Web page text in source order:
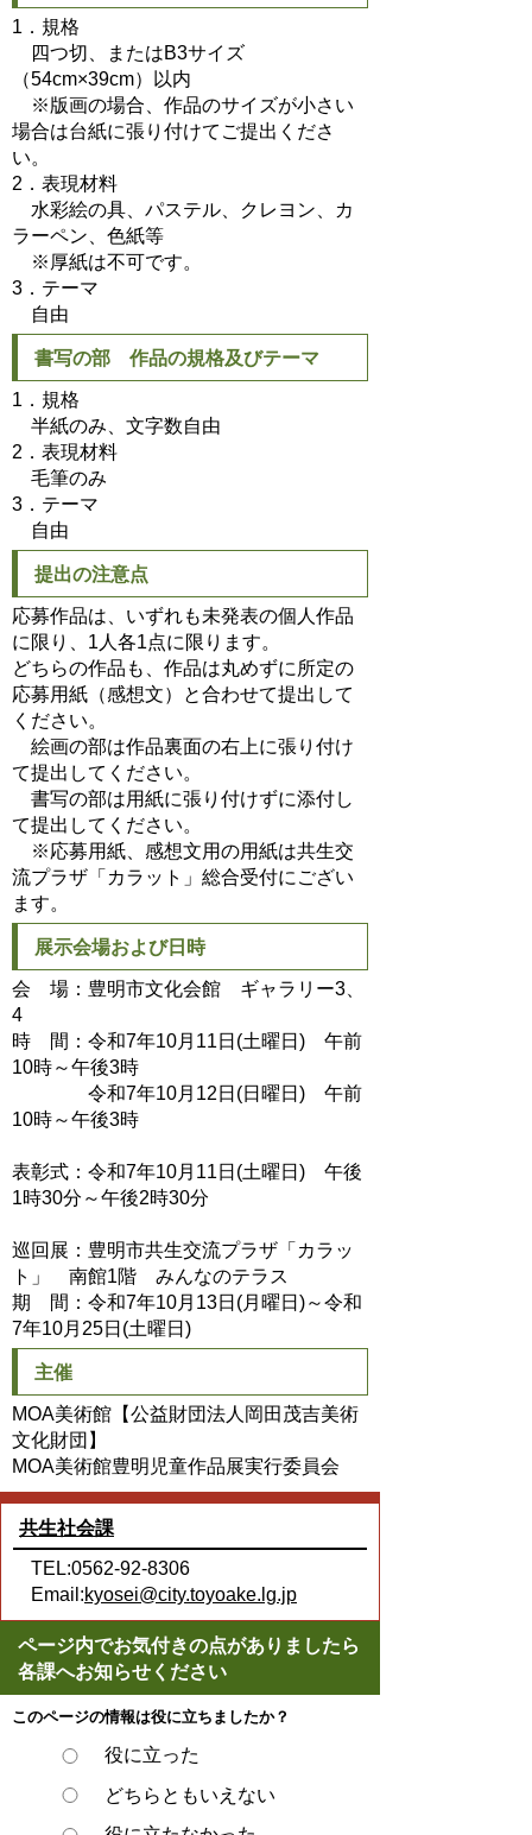
1．規格
四つ切、またはB3サイズ
（54cm×39cm）以内
※版画の場合、作品のサイズが小さい
場合は台紙に張り付けてご提出くださ
い。
2．表現材料
水彩絵の具、パステル、クレヨン、カ
ラーペン、色紙等
※厚紙は不可です。
3．テーマ
自由
書写の部 作品の規格及びテーマ
1．規格
半紙のみ、文字数自由
2．表現材料
毛筆のみ
3．テーマ
自由
提出の注意点
応募作品は、いずれも未発表の個人作品
に限り、1人各1点に限ります。
どちらの作品も、作品は丸めずに所定の
応募用紙（感想文）と合わせて提出して
ください。
絵画の部は作品裏面の右上に張り付け
て提出してください。
書写の部は用紙に張り付けずに添付し
て提出してください。
※応募用紙、感想文用の用紙は共生交
流プラザ「カラット」総合受付にござい
ます。
展示会場および日時
会 場：豊明市文化会館 ギャラリー3、
4
時 間：令和7年10月11日(土曜日) 午前
10時～午後3時
令和7年10月12日(日曜日) 午前
10時～午後3時
表彰式：令和7年10月11日(土曜日) 午後
1時30分～午後2時30分
巡回展：豊明市共生交流プラザ「カラッ
ト」 南館1階 みんなのテラス
期 間：令和7年10月13日(月曜日)～令和
7年10月25日(土曜日)
主催
MOA美術館【公益財団法人岡田茂吉美術
文化財団】
MOA美術館豊明児童作品展実行委員会
共生社会課
TEL:0562-92-8306
Email:kyosei@city.toyoake.lg.jp
ページ内でお気付きの点がありましたら
各課へお知らせください
このページの情報は役に立ちましたか？
役に立った
どちらともいえない